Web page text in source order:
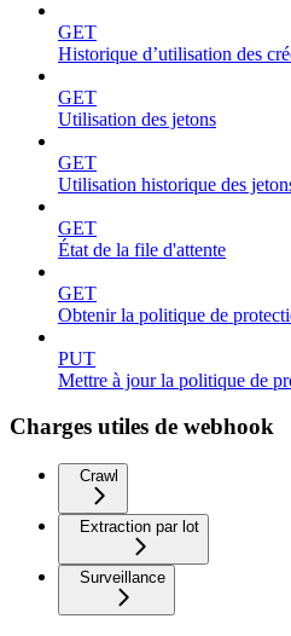
GET
Historique d’utilisation des
GET
Utilisation des jetons
GET
Utilisation historique des
GET
État de la file d'attente
GET
Obtenir la politique de
PUT
Mettre à jour la politique de
Charges utiles de webhook
Crawl
Extraction par lot
Surveillance